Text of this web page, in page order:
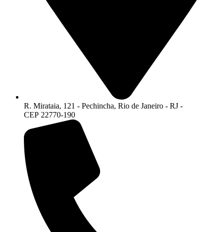
R. Mirataia, 121 - Pechincha, Rio de Janeiro - RJ -
CEP 22770-190